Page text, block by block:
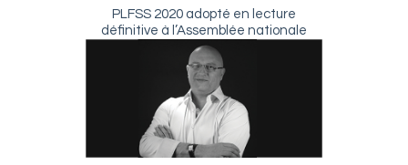
PLFSS 2020 adopté en lecture
définitive à l’Assemblée nationale